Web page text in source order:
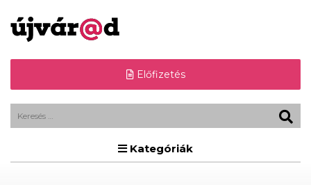
Előfizetés
Kategóriák